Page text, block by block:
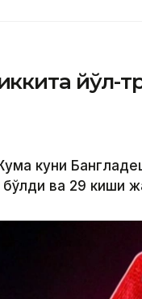
йўл-
куни
бўлди ва 29 киши